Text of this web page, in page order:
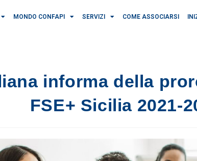
MONDO CONFAPI SERVIZI COME ASSOCIARSI
informa della
FSE+ Sicilia 2021-